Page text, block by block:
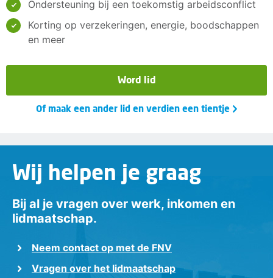
Ondersteuning bij een toekomstig arbeidsconflict
Korting op verzekeringen, energie, boodschappen
en meer
Word lid
Of maak een ander lid en verdien een tientje
Wij helpen je graag
Bij al je vragen over werk, inkomen en
lidmaatschap.
Neem contact op met de FNV
Vragen over het lidmaatschap